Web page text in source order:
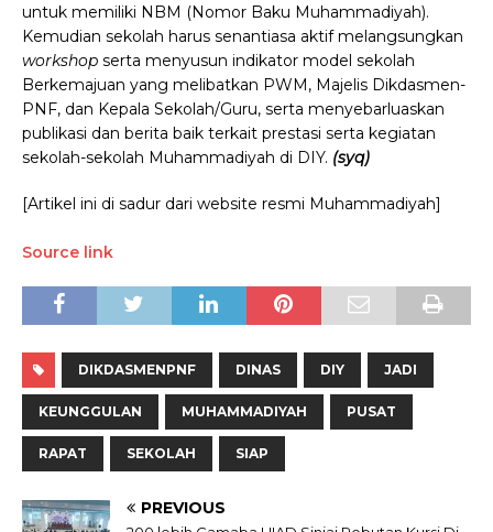
untuk memiliki NBM (Nomor Baku Muhammadiyah).
Kemudian sekolah harus senantiasa aktif melangsungkan
workshop serta menyusun indikator model sekolah
Berkemajuan yang melibatkan PWM, Majelis Dikdasmen-
PNF, dan Kepala Sekolah/Guru, serta menyebarluaskan
publikasi dan berita baik terkait prestasi serta kegiatan
sekolah-sekolah Muhammadiyah di DIY. (syq)
[Artikel ini di sadur dari website resmi Muhammadiyah]
Source link
DIKDASMENPNF DINAS DIY JADI
KEUNGGULAN MUHAMMADIYAH PUSAT
RAPAT SEKOLAH SIAP
PREVIOUS